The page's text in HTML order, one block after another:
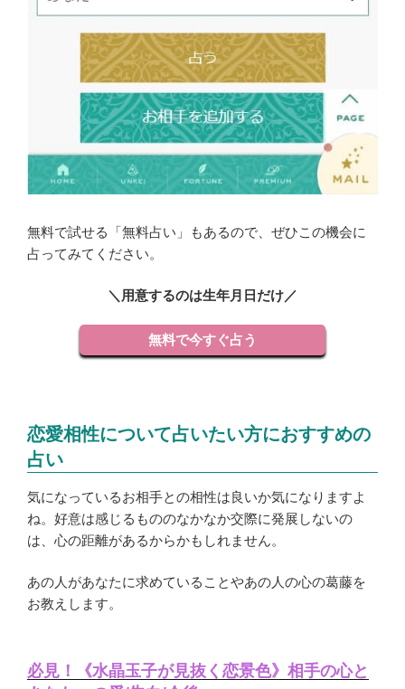
無料で試せる「無料占い」もあるので、ぜひこの機会に
占ってみてください。
＼用意するのは生年月日だけ／
無料で今すぐ占う
恋愛相性について占いたい方におすすめの
占い
気になっているお相手との相性は良いか気になりますよ
ね。好意は感じるもののなかなか交際に発展しないの
は、心の距離があるからかもしれません。
あの人があなたに求めていることやあの人の心の葛藤を
お教えします。
必見！《水晶玉子が見抜く恋景色》相手の心と